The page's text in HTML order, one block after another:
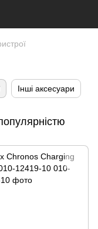
Інші аксесуари